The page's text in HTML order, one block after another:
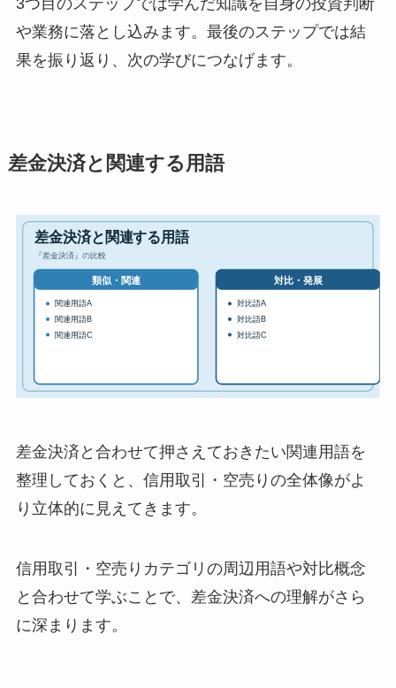
3つ目のステップでは学んだ知識を自身の投資判断
や業務に落とし込みます。最後のステップでは結
果を振り返り、次の学びにつなげます。
差金決済と関連する用語
差金決済と合わせて押さえておきたい関連用語を
整理しておくと、信用取引・空売りの全体像がよ
り立体的に見えてきます。
信用取引・空売りカテゴリの周辺用語や対比概念
と合わせて学ぶことで、差金決済への理解がさら
に深まります。